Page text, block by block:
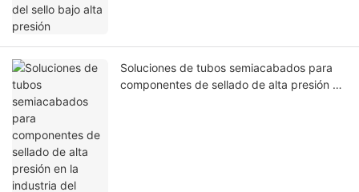
Soluciones de tubos semiacabados para
componentes de sellado de alta presión en